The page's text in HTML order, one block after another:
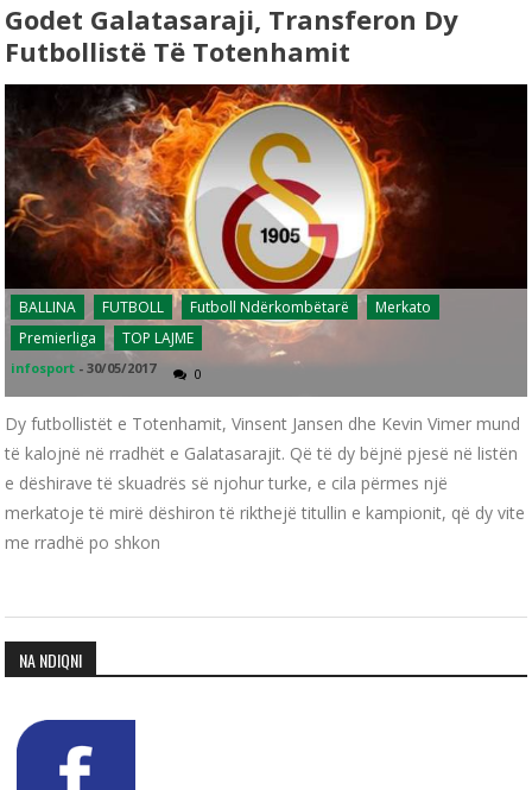
Godet Galatasaraji, Transferon Dy
Futbollistë Të Totenhamit
BALLINA FUTBOLL Futboll Ndërkombëtarë
Merkato
Premierliga
TOP LAJME
infosport -30/05/2017 0
Dy futbollistët e Totenhamit, Vinsent Jansen dhe Kevin Vimer mund
të kalojnë në rradhët e Galatasarajit. Që të dy bëjnë pjesë në listën
e dëshirave të skuadrës së njohur turke, e cila përmes një
merkatoje të mirë dëshiron të rikthejë titullin e kampionit, që dy vite
me rradhë po shkon
NA NDIQNI